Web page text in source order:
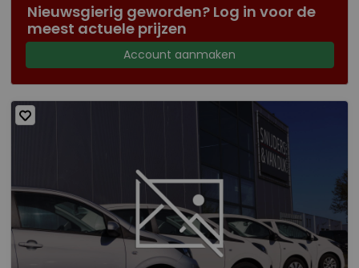
Nieuwsgierig geworden? Log in voor de
meest actuele prijzen
Account aanmaken